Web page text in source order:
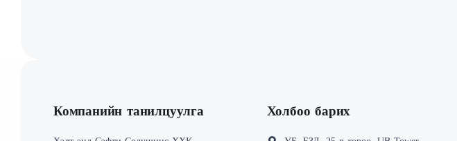
Компанийн танилцуулга Холбоо барих